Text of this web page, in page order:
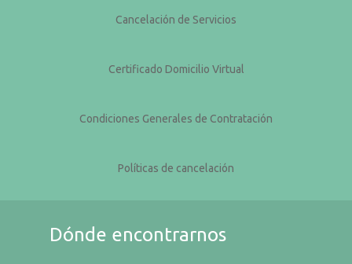
Cancelación de Servicios
Certificado Domicilio Virtual
Condiciones Generales de Contratación
Políticas de cancelación
Dónde encontrarnos